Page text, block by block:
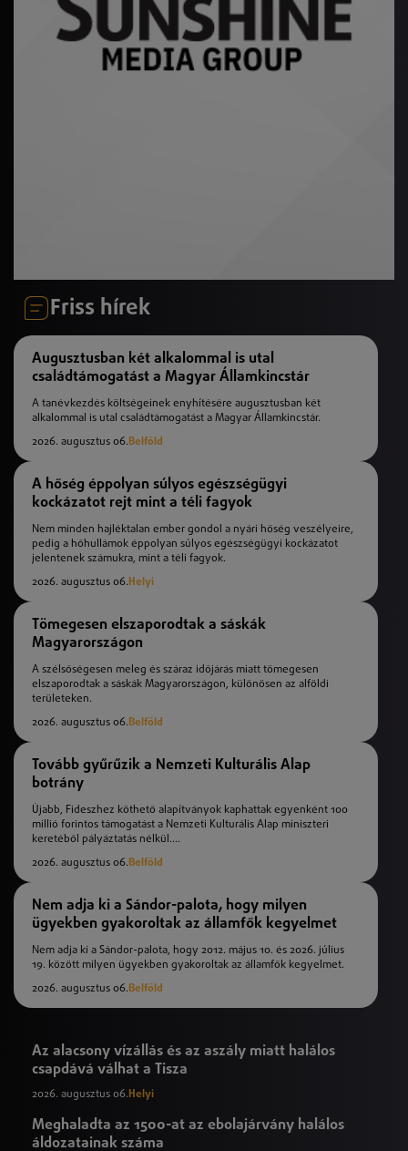
Friss hírek
Augusztusban két alkalommal is utal
családtámogatást a Magyar Államkincstár
A tanévkezdés költségeinek enyhítésére augusztusban két
alkalommal is utal családtámogatást a Magyar Államkincstár.
2026. augusztus 06.Belföld
A hőség éppolyan súlyos egészségügyi
kockázatot rejt mint a téli fagyok
Nem minden hajléktalan ember gondol a nyári hőség veszélyeire,
pedig a hőhullámok éppolyan súlyos egészségügyi kockázatot
jelentenek számukra, mint a téli fagyok.
2026. augusztus 06. Helyi
Tömegesen elszaporodtak a sáskák
Magyarországon
A szélsőségesen meleg és száraz időjárás miatt tömegesen
elszaporodtak a sáskák Magyarországon, különösen az alföldi
területeken.
2026. augusztus 06.Belföld
Tovább gyűrűzik a Nemzeti Kulturális Alap
botrány
Újabb, Fideszhez köthető alapítványok kaphattak egyenként 100
millió forintos támogatást a Nemzeti Kulturális Alap miniszteri
keretéből pályáztatás nélkül....
2026. augusztus 06.Belföld
Nem adja ki a Sándor-palota, hogy milyen
ügyekben gyakoroltak az államfők kegyelmet
Nem adja ki a Sándor-palota, hogy 2012. május 10. és 2026. július
19. között milyen ügyekben gyakoroltak az államfők kegyelmet.
2026. augusztus 06.Belföld
Az alacsony vízállás és az aszály miatt halálos
csapdává válhat a Tisza
2026. augusztus 06. Helyi
Meghaladta az 1500-at az ebolajárvány halálos
áldozatainak száma